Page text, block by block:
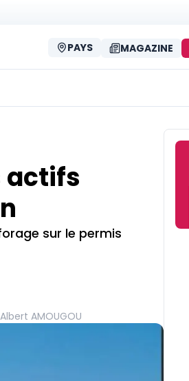
PAYS MAGAZINE
actifs
sur le permis
Albert AMOUGOU